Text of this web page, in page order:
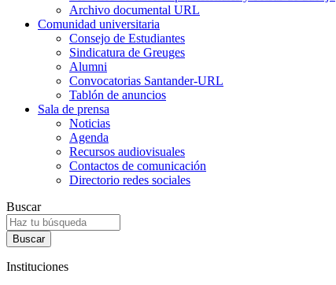
Archivo documental URL
Comunidad universitaria
Consejo de Estudiantes
Sindicatura de Greuges
Alumni
Convocatorias Santander-URL
Tablón de anuncios
Sala de prensa
Noticias
Agenda
Recursos audiovisuales
Contactos de comunicación
Directorio redes sociales
Buscar
Instituciones